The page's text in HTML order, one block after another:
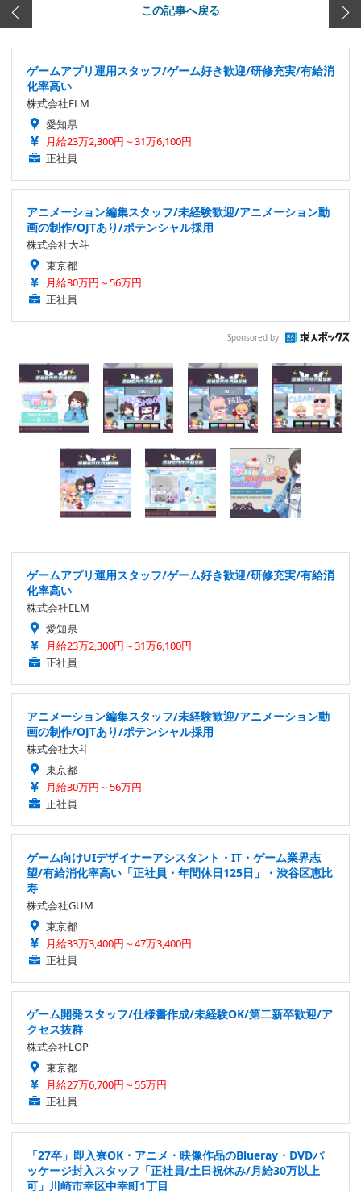
この記事へ戻る
ゲームアプリ運用スタッフ/ゲーム好き歓迎/研修充実/有給消
化率高い
株式会社ELM
愛知県
月給23万2,300円～31万6,100円
正社員
アニメーション編集スタッフ/未経験歓迎/アニメーション動
画の制作/OJTあり/ポテンシャル採用
株式会社大斗
東京都
月給30万円～56万円
正社員
Sponsored by
ゲームアプリ運用スタッフ/ゲーム好き歓迎/研修充実/有給消
化率高い
株式会社ELM
愛知県
月給23万2,300円～31万6,100円
正社員
アニメーション編集スタッフ/未経験歓迎/アニメーション動
画の制作/OJTあり/ポテンシャル採用
株式会社大斗
東京都
月給30万円～56万円
正社員
ゲーム向けUIデザイナーアシスタント・IT・ゲーム業界志
望/有給消化率高い「正社員・年間休日125日」・渋谷区恵比
寿
株式会社GUM
東京都
月給33万3,400円～47万3,400円
正社員
ゲーム開発スタッフ/仕様書作成/未経験OK/第二新卒歓迎/ア
クセス抜群
株式会社LOP
東京都
月給27万6,700円～55万円
正社員
「27卒」即入寮OK・アニメ・映像作品のBlueray・DVDパ
ッケージ封入スタッフ「正社員/土日祝休み/月給30万以上
可」川崎市幸区中幸町1丁目